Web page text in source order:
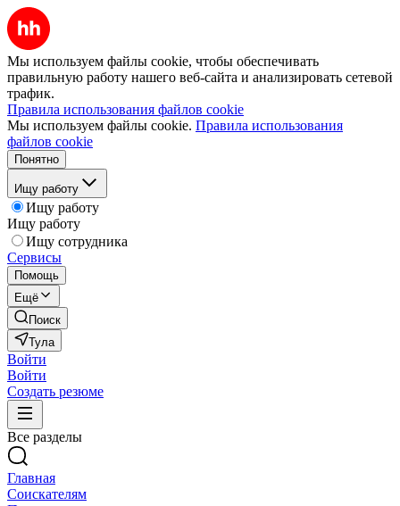
Мы используем файлы cookie, чтобы обеспечивать
правильную работу нашего веб-сайта и анализировать сетевой
трафик.
Правила использования файлов cookie
Мы используем файлы cookie. Правила использования
файлов cookie
Понятно
Ищу работу
Ищу работу
Ищу работу
Ищу сотрудника
Сервисы
Помощь
Ещё
Поиск
Тула
Войти
Войти
Создать резюме
Все разделы
Главная
Соискателям